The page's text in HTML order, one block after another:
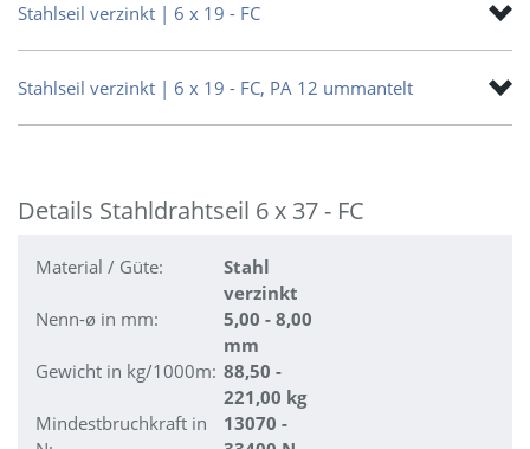
Stahlseil verzinkt | 6 x 19 - FC
Stahlseil verzinkt | 6 x 19 - FC, PA 12 ummantelt
Details Stahldrahtseil 6 x 37 - FC
Material / Güte:
Stahl
verzinkt
Nenn-ø in mm:
5,00 - 8,00
mm
Gewicht in kg/1000m: 88,50 -
221,00 kg
Mindestbruchkraft in
13070 -